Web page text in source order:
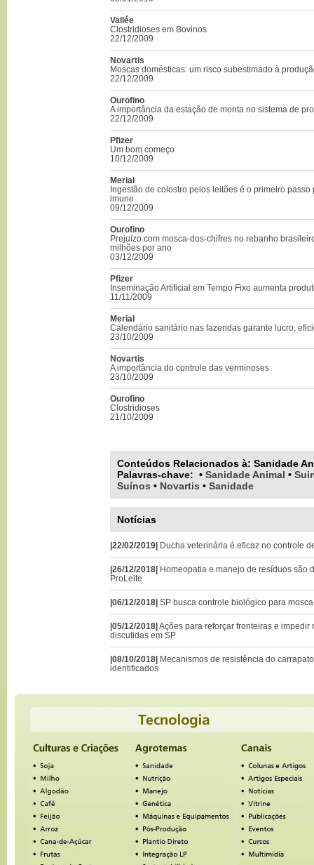
Vallée
Clostridioses em Bovinos
22/12/2009
Novartis
Moscas domésticas: um risco subestimado à
22/12/2009
Ourofino
A importância da estação de monta no sistema de
22/12/2009
Pfizer
Um bom começo
10/12/2009
Merial
Ingestão de colostro pelos leitões é o primeiro
imune
09/12/2009
Ourofino
Prejuízo com mosca-dos-chifres no rebanho
milhões por ano
03/12/2009
Pfizer
Inseminação Artificial em Tempo Fixo aumenta
11/11/2009
Merial
Calendário sanitário nas fazendas garante lucro,
23/10/2009
Novartis
A importância do controle das verminoses
23/10/2009
Ourofino
Clostridioses
21/10/2009
Conteúdos Relacionados à: Sanidade
Palavras-chave: • Sanidade Animal •
Suínos • Novartis • Sanidade
Notícias
|22/02/2019| Ducha veterinária é eficaz no controle
|26/12/2018| Homeopatia e manejo de resíduos são
ProLeite
|06/12/2018| SP busca controle biológico para
|05/12/2018|Ações para reforçar fronteiras e impedir
discutidas em SP
|08/10/2018| Mecanismos de resistência do
identificados